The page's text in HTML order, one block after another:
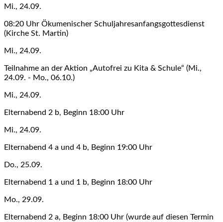
Mi., 24.09.
08:20 Uhr Ökumenischer Schuljahresanfangsgottesdienst
(Kirche St. Martin)
Mi., 24.09.
Teilnahme an der Aktion „Autofrei zu Kita & Schule“ (Mi.,
24.09. - Mo., 06.10.)
Mi., 24.09.
Elternabend 2 b, Beginn 18:00 Uhr
Mi., 24.09.
Elternabend 4 a und 4 b, Beginn 19:00 Uhr
Do., 25.09.
Elternabend 1 a und 1 b, Beginn 18:00 Uhr
Mo., 29.09.
Elternabend 2 a, Beginn 18:00 Uhr (wurde auf diesen Termin